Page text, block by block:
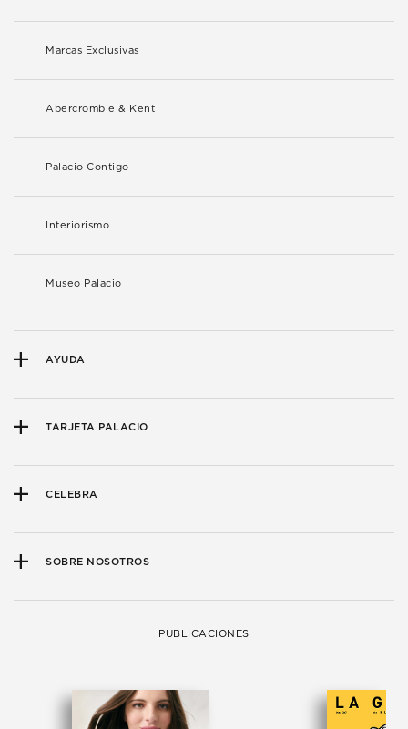
Marcas Exclusivas
Abercrombie & Kent
Palacio Contigo
Interiorismo
Museo Palacio
AYUDA
TARJETA PALACIO
CELEBRA
SOBRE NOSOTROS
PUBLICACIONES